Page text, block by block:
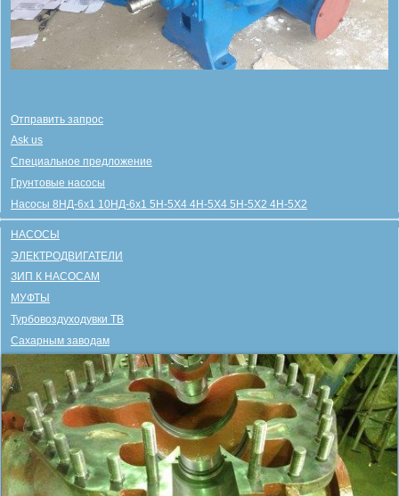
Отправить запрос
Ask us
Специальное предложение
Грунтовые насосы
Насосы 8НД-6х1 10НД-6х1 5Н-5Х4 4Н-5Х4 5Н-5Х2 4Н-5Х2
НАСОСЫ
ЭЛЕКТРОДВИГАТЕЛИ
ЗИП К НАСОСАМ
МУФТЫ
Турбовоздуходувки ТВ
Сахарным заводам